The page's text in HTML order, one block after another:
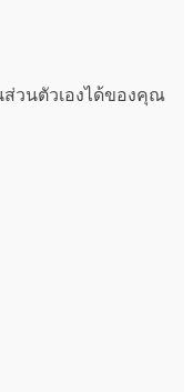
วนตัวเองได้ของคุณ